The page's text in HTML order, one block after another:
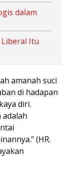
dalam
Itu
amanah suci
di hadapan
diri.
(HR.